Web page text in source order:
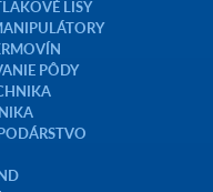
LISY
PÔDY